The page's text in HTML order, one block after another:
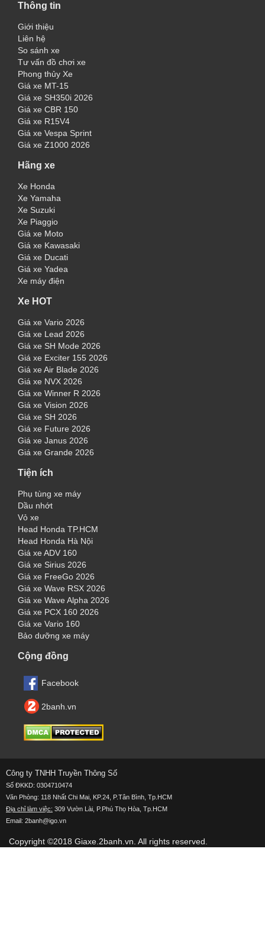
Thông tin
Giới thiệu
Liên hệ
So sánh xe
Tư vấn đồ chơi xe
Phong thủy Xe
Giá xe MT-15
Giá xe SH350i 2026
Giá xe CBR 150
Giá xe R15V4
Giá xe Vespa Sprint
Giá xe Z1000 2026
Hãng xe
Xe Honda
Xe Yamaha
Xe Suzuki
Xe Piaggio
Giá xe Moto
Giá xe Kawasaki
Giá xe Ducati
Giá xe Yadea
Xe máy điện
Xe HOT
Giá xe Vario 2026
Giá xe Lead 2026
Giá xe SH Mode 2026
Giá xe Exciter 155 2026
Giá xe Air Blade 2026
Giá xe NVX 2026
Giá xe Winner R 2026
Giá xe Vision 2026
Giá xe SH 2026
Giá xe Future 2026
Giá xe Janus 2026
Giá xe Grande 2026
Tiện ích
Phụ tùng xe máy
Dầu nhớt
Vỏ xe
Head Honda TP.HCM
Head Honda Hà Nội
Giá xe ADV 160
Giá xe Sirius 2026
Giá xe FreeGo 2026
Giá xe Wave RSX 2026
Giá xe Wave Alpha 2026
Giá xe PCX 160 2026
Giá xe Vario 160
Bảo dưỡng xe máy
Cộng đồng
Facebook
2banh.vn
Công ty TNHH Truyền Thông Số
Số ĐKKD: 0304710474
Văn Phòng: 118 Nhất Chi Mai, KP.24, P.Tân Bình, Tp.HCM
Địa chỉ làm việc: 309 Vườn Lài, P.Phú Thọ Hòa, Tp.HCM
Email: 2banh@igo.vn
Copyright ©2018 Giaxe.2banh.vn . All rights reserved.